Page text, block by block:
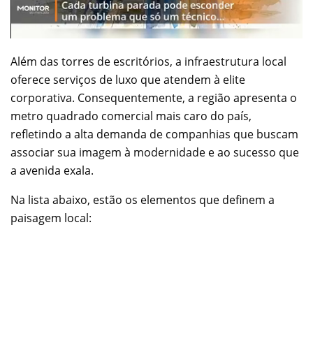
Além das torres de escritórios, a infraestrutura local
oferece serviços de luxo que atendem à elite
corporativa. Consequentemente, a região apresenta o
metro quadrado comercial mais caro do país,
refletindo a alta demanda de companhias que buscam
associar sua imagem à modernidade e ao sucesso que
a avenida exala.
Na lista abaixo, estão os elementos que definem a
paisagem local: